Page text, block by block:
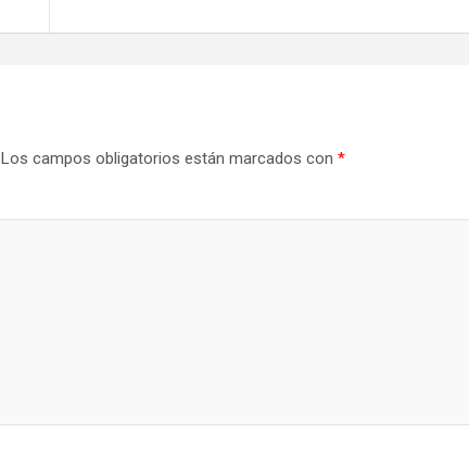
Los campos obligatorios están marcados con *